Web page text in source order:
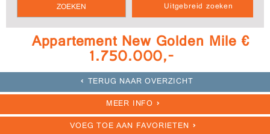
Uitgebreid zoeken
Appartement New Golden Mile €
1.750.000,-
TERUG NAAR OVERZICHT
MEER INFO
VOEG TOE AAN FAVORIETEN